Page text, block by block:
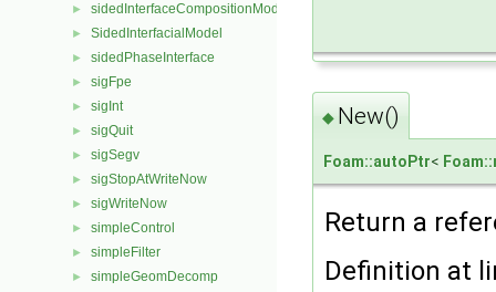
► sidedInterfaceCompositionModel
► SidedInterfacialModel
► sidedPhaseInterface
► sigFpe
► sigInt
► sigQuit
► sigSegv
► sigStopAtWriteNow
► sigWriteNow
► simpleControl
► simpleFilter
► simpleGeomDecomp
◆ New()
Foam::autoPtr<
Return a
Definition at